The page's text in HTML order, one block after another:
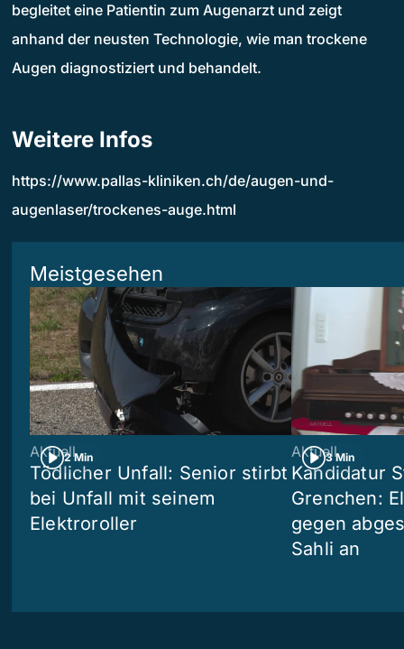
begleitet eine Patientin zum Augenarzt und zeigt
anhand der neusten Technologie, wie man trockene
Augen diagnostiziert und behandelt.
Weitere Infos
https://www.pallas-kliniken.ch/de/augen-und-
augenlaser/trockenes-auge.html
Meistgesehen
2 Min
Aktuell
Tödlicher Unfall: Senior stirbt
bei Unfall mit seinem
Elektroroller
3 Min
Aktuell
Kandidatur
Grenchen:
gegen
Sahli an